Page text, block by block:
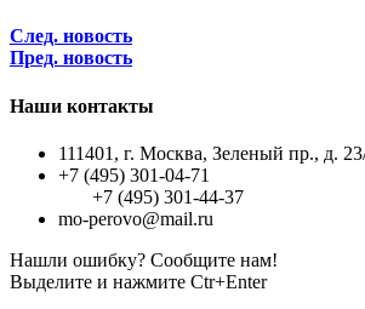
След. новость
Пред. новость
Наши контакты
111401, г. Москва, Зеленый пр., д.
+7 (495) 301-04-71
+7 (495) 301-44-37
mo-perovo@mail.ru
Нашли ошибку? Сообщите нам!
Выделите и нажмите Ctr+Enter